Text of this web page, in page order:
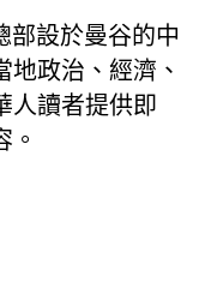
部設於曼谷的中
政治、經濟、
人讀者提供即
。